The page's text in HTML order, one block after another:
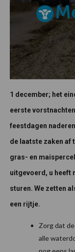
1 december; het
eerste
feestdagen
de laatste zaken af
gras- en
uitgevoerd, u heeft
sturen. We zetten
een rijtje.
Zorg dat
alle